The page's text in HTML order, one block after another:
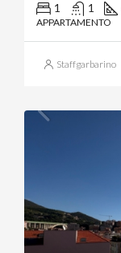
1 1
APPARTAMENTO
Staffgarbarino